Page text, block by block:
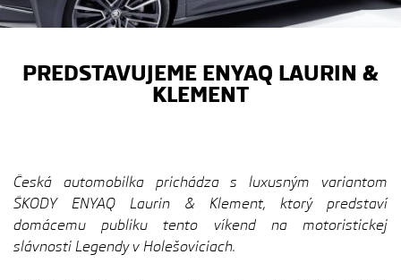
PREDSTAVUJEME ENYAQ LAURIN &
KLEMENT
Česká automobilka prichádza s luxusným variantom
ŠKODY ENYAQ Laurin & Klement, ktorý predstaví
domácemu publiku tento víkend na motoristickej
slávnosti Legendy v Holešoviciach.